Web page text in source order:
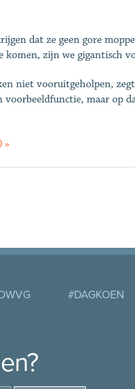
dat ze geen gore
zijn we gigantisch
niet vooruitgeholpen,
voorbeeldfunctie, maar op
»
#DAGKOEN